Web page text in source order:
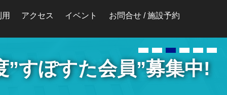
アクセス イベント お問合せ / 施設予約
チャーが学べる総合ス